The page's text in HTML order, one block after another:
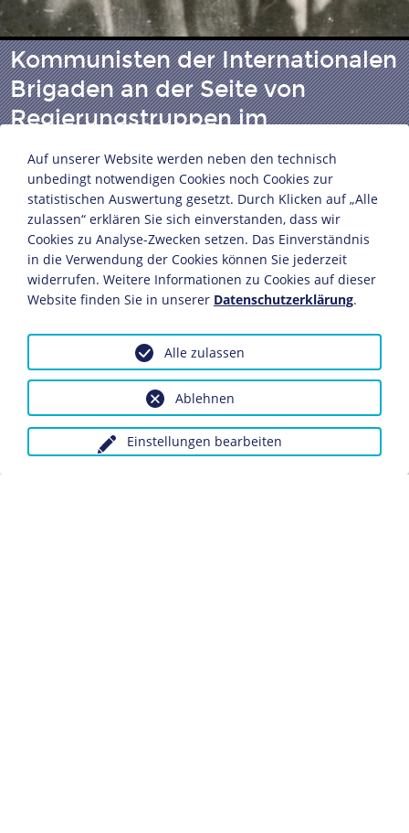
Kommunisten der Internationalen
Brigaden an der Seite von
Regierungstruppen im
Spanischen Bürgerkrieg
Fotografie
Bildagentur: Keystone View Co.
Spanien, 4. Janaur 1937
25,4 x 20,3 cm
Bildnachweis: Deutsches Historisches Museum,
Berlin
Inv.-Nr.: BA 95/2520
Dieses Objekt ist eingebunden in folgende LeMO-Seite:
Die Internationalen Brigaden
Auf unserer Website werden neben den technisch
unbedingt notwendigen Cookies noch Cookies zur
statistischen Auswertung gesetzt. Durch Klicken auf „Alle
zulassen“ erklären Sie sich einverstanden, dass wir
Cookies zu Analyse-Zwecken setzen. Das Einverständnis
in die Verwendung der Cookies können Sie jederzeit
widerrufen. Weitere Informationen zu Cookies auf dieser
Website finden Sie in unserer Datenschutzerklärung.
Einstellungen bearbeiten
Ablehnen
Alle zulassen